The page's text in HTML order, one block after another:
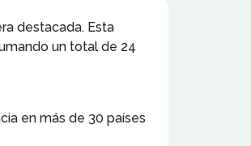
destacada. Esta
un total de 24
en más de 30 países